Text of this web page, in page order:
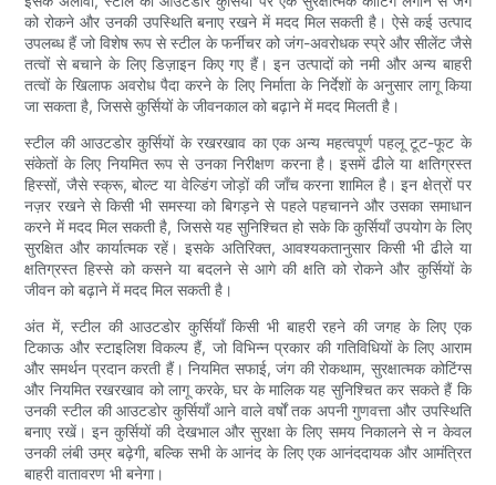
को रोकने और उनकी उपस्थिति बनाए रखने में मदद मिल सकती है। ऐसे कई उत्पाद
उपलब्ध हैं जो विशेष रूप से स्टील के फर्नीचर को जंग-अवरोधक स्प्रे और सीलेंट जैसे
तत्वों से बचाने के लिए डिज़ाइन किए गए हैं। इन उत्पादों को नमी और अन्य बाहरी
तत्वों के खिलाफ अवरोध पैदा करने के लिए निर्माता के निर्देशों के अनुसार लागू किया
जा सकता है, जिससे कुर्सियों के जीवनकाल को बढ़ाने में मदद मिलती है।
स्टील की आउटडोर कुर्सियों के रखरखाव का एक अन्य महत्वपूर्ण पहलू टूट-फूट के
संकेतों के लिए नियमित रूप से उनका निरीक्षण करना है। इसमें ढीले या क्षतिग्रस्त
हिस्सों, जैसे स्क्रू, बोल्ट या वेल्डिंग जोड़ों की जाँच करना शामिल है। इन क्षेत्रों पर
नज़र रखने से किसी भी समस्या को बिगड़ने से पहले पहचानने और उसका समाधान
करने में मदद मिल सकती है, जिससे यह सुनिश्चित हो सके कि कुर्सियाँ उपयोग के लिए
सुरक्षित और कार्यात्मक रहें। इसके अतिरिक्त, आवश्यकतानुसार किसी भी ढीले या
क्षतिग्रस्त हिस्से को कसने या बदलने से आगे की क्षति को रोकने और कुर्सियों के
जीवन को बढ़ाने में मदद मिल सकती है।
अंत में, स्टील की आउटडोर कुर्सियाँ किसी भी बाहरी रहने की जगह के लिए एक
टिकाऊ और स्टाइलिश विकल्प हैं, जो विभिन्न प्रकार की गतिविधियों के लिए आराम
और समर्थन प्रदान करती हैं। नियमित सफाई, जंग की रोकथाम, सुरक्षात्मक कोटिंग्स
और नियमित रखरखाव को लागू करके, घर के मालिक यह सुनिश्चित कर सकते हैं कि
उनकी स्टील की आउटडोर कुर्सियाँ आने वाले वर्षों तक अपनी गुणवत्ता और उपस्थिति
बनाए रखें। इन कुर्सियों की देखभाल और सुरक्षा के लिए समय निकालने से न केवल
उनकी लंबी उम्र बढ़ेगी, बल्कि सभी के आनंद के लिए एक आनंददायक और आमंत्रित
बाहरी वातावरण भी बनेगा।